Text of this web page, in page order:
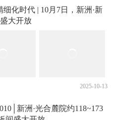
化时代 | 10月7日，新洲·新
大开放
2025-10-13
新洲·光合麓院约118~173